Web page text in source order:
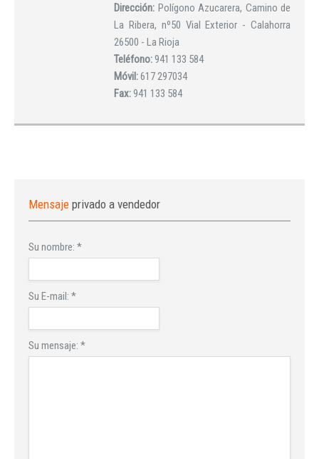
Dirección: Polígono Azucarera, Camino de
La Ribera, nº50 Vial Exterior - Calahorra
26500 - La Rioja
Teléfono:941 133 584
Móvil:617 297034
Fax:941 133 584
Mensaje privado a vendedor
Su nombre: *
Su E-mail: *
Su mensaje: *